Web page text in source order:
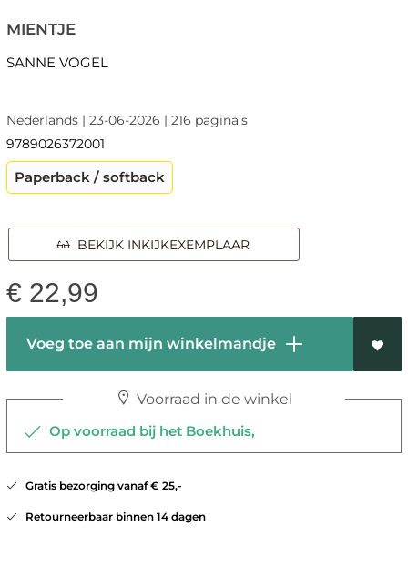
MIENTJE
SANNE VOGEL
Nederlands | 23-06-2026 | 216 pagina's
9789026372001
Paperback / softback
BEKIJK INKIJKEXEMPLAAR
€ 22,99
Voeg toe aan mijn winkelmandje
Voorraad in de winkel
Op voorraad bij het Boekhuis,
Gratis bezorging vanaf € 25,-
Retourneerbaar binnen 14 dagen